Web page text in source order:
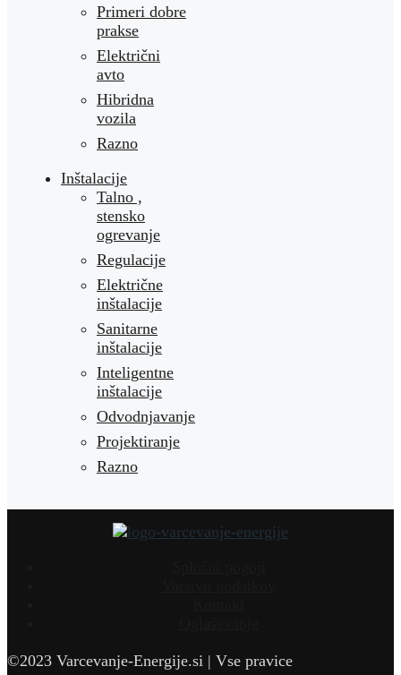
Primeri dobre
prakse
Električni
avto
Hibridna
vozila
Razno
Inštalacije
Talno ,
stensko
ogrevanje
Regulacije
Električne
inštalacije
Sanitarne
inštalacije
Inteligentne
inštalacije
Odvodnjavanje
Projektiranje
Razno
©2023 Varcevanje-Energije.si | Vse pravice